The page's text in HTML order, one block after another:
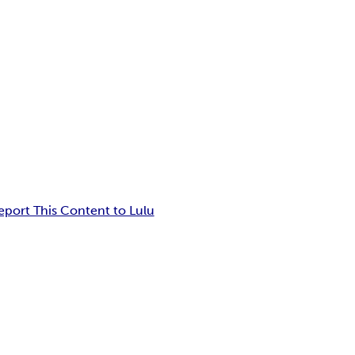
This Content to Lulu